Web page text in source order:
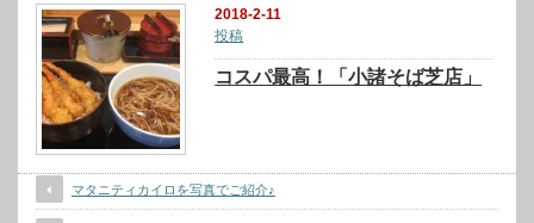
2018-2-11
投稿
コスパ最高！「小諸そば芝店」
マタニティカイロを写真でご紹介♪